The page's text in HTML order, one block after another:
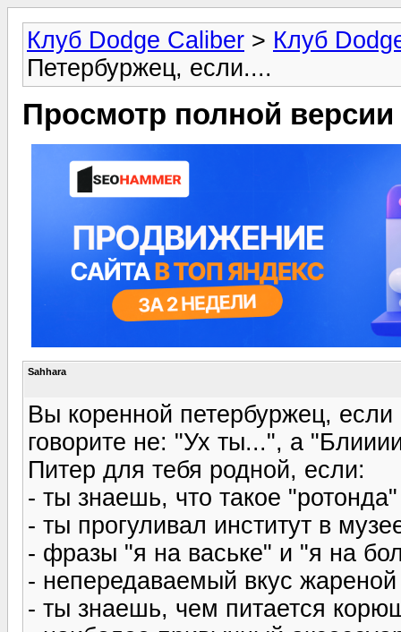
Клуб Dodge Caliber > Клуб
Петербуржец, если....
Просмотр полной
Sahhara
Вы коренной петербуржец,
говорите не: "Ух ты...", а
Питер для тебя родной, если:
- ты знаешь, что такое
- ты прогуливал институт в
- фразы "я на ваське" и "я на
- непередаваемый вкус
- ты знаешь, чем питается